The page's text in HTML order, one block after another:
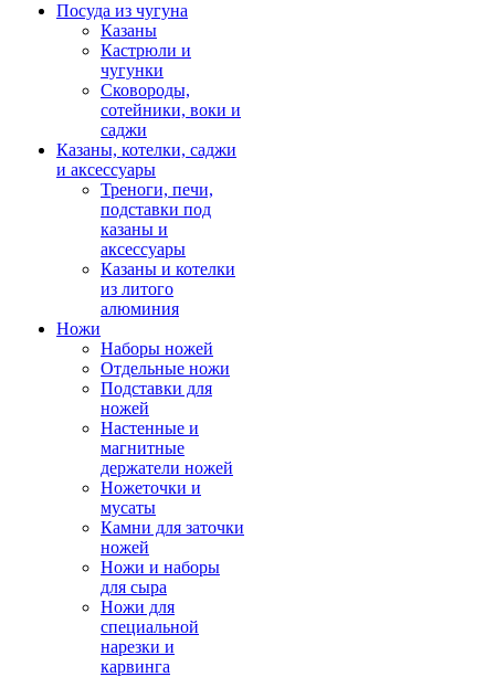
Посуда из чугуна
Казаны
Кастрюли и
чугунки
Сковороды,
сотейники, воки и
саджи
Казаны, котелки, саджи
и аксессуары
Треноги, печи,
подставки под
казаны и
аксессуары
Казаны и котелки
из литого
алюминия
Ножи
Наборы ножей
Отдельные ножи
Подставки для
ножей
Настенные и
магнитные
держатели ножей
Ножеточки и
мусаты
Камни для заточки
ножей
Ножи и наборы
для сыра
Ножи для
специальной
нарезки и
карвинга